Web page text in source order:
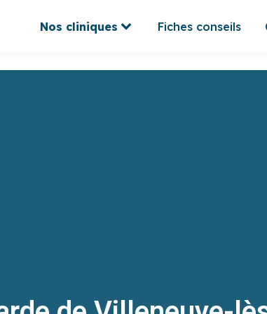
Nos cliniques Fiches conseils
Nos cliniques Fiches conseils